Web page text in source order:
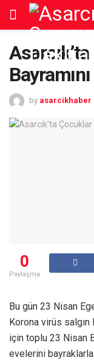
by asarcikhaber
0
Paylaşma
Bu gün 23 Nisan
Korona virüs
için toplu 23 Nisan
evelerini